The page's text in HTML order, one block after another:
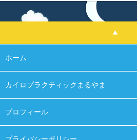
ホーム
カイロプラクティックまるやま
プロフィール